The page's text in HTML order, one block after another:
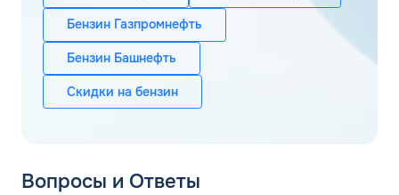
Бензин Газпромнефть
Бензин Башнефть
Скидки на бензин
Вопросы и Ответы